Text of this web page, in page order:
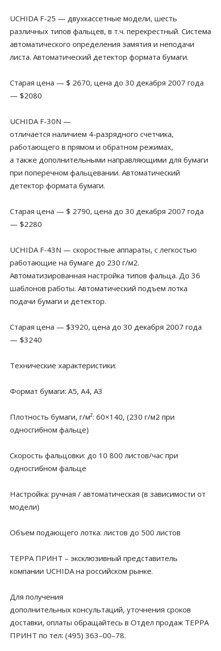
UCHIDA F-25 — двухкассетные модели, шесть
различных типов фальцев, в т.ч. перекрестный. Система
автоматического определения замятия и неподачи
листа. Автоматический детектор формата бумаги.
Старая цена — $ 2670, цена до 30 декабря 2007 года
— $2080
UCHIDA F-30N —
отличается наличием 4-разрядного счетчика,
работающего в прямом и обратном режимах,
а также дополнительными направляющими для бумаги
при поперечном фальцевании. Автоматический
детектор формата бумаги.
Старая цена — $ 2790, цена до 30 декабря 2007 года
— $2280
UCHIDA F-43N — скоростные аппараты, с легкостью
работающие на бумаге до 230 г/м2.
Автоматизированная настройка типов фальца. До 36
шаблонов работы. Автоматический подъем лотка
подачи бумаги и детектор.
Старая цена — $3920, цена до 30 декабря 2007 года
— $3240
Технические характеристики:
Формат бумаги: A5, A4, A3
Плотность бумаги, г/м²: 60×140, (230 г/м2 при
односгибном фальце)
Скорость фальцовки: до 10 800 листов/час при
односгибном фальце
Настройка: ручная / автоматическая (в зависимости от
модели)
Объем подающего лотка: листов до 500 листов
ТЕРРА ПРИНТ – эксклюзивный представитель
компании UCHIDA на российском рынке.
Для получения
дополнительных консультаций, уточнения сроков
доставки, оплаты обращайтесь в Отдел продаж ТЕРРА
ПРИНТ по тел: (495) 363–00–78.